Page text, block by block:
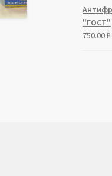
"ГОСТ"
750.00₽